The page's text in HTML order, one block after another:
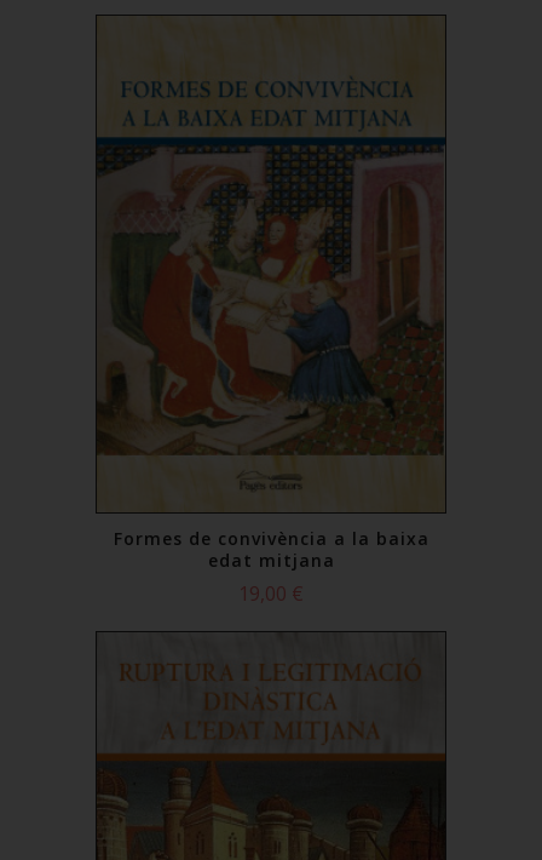
Formes de convivència a la baixa
edat mitjana
19,00 €